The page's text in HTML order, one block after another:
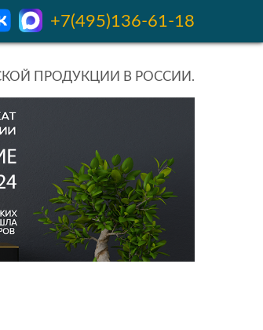
+7(495)136-61-18
ПРОДУКЦИИ В РОССИИ.